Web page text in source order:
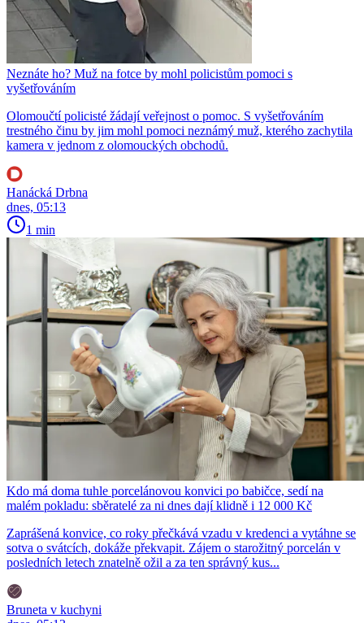
Neznáte ho? Muž na fotce by mohl policistům pomoci s
vyšetřováním
Olomoučtí policisté žádají veřejnost o pomoc. S vyšetřováním
trestného činu by jim mohl pomoci neznámý muž, kterého zachytila
kamera v jednom z olomouckých obchodů.
Hanácká Drbna
dnes, 05:13
1 min
Kdo má doma tuhle porcelánovou konvici po babičce, sedí na
malém pokladu: sběratelé za ni dnes dají klidně i 12 000 Kč
Zaprášená konvice, co roky přečkává vzadu v kredenci a vytáhne se
sotva o svátcích, dokáže překvapit. Zájem o starožitný porcelán v
posledních letech znatelně ožil a za ten správný kus...
Bruneta v kuchyni